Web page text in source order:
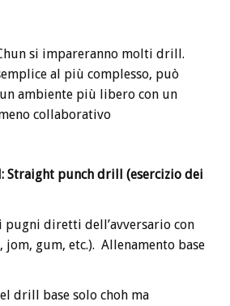
si impareranno molti drill.
al più complesso, può
ambiente più libero con un
collaborativo
Straight punch drill (esercizio dei
pugni diretti dell’avversario con
jom, gum, etc.). Allenamento base
drill base solo choh ma